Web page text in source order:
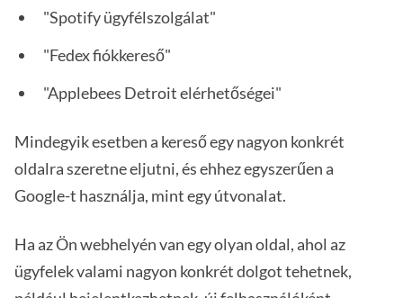
"Spotify ügyfélszolgálat"
"Fedex fiókkereső"
"Applebees Detroit elérhetőségei"
Mindegyik esetben a kereső egy nagyon konkrét
oldalra szeretne eljutni, és ehhez egyszerűen a
Google-t használja, mint egy útvonalat.
Ha az Ön webhelyén van egy olyan oldal, ahol az
ügyfelek valami nagyon konkrét dolgot tehetnek,